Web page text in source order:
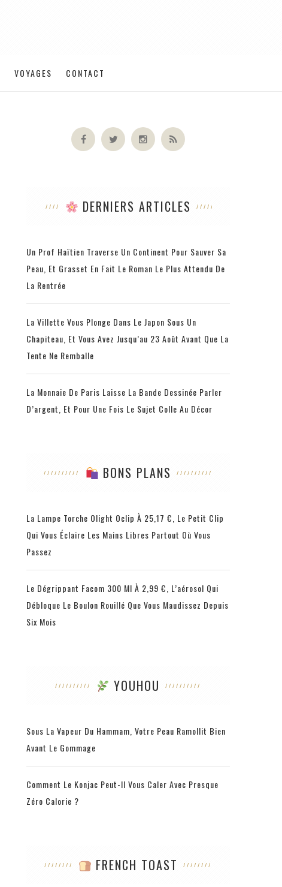
VOYAGES CONTACT
DERNIERS ARTICLES
Un Prof Haïtien Traverse Un Continent Pour Sauver Sa
Peau, Et Grasset En Fait Le Roman Le Plus Attendu De
La Rentrée
La Villette Vous Plonge Dans Le Japon Sous Un
Chapiteau, Et Vous Avez Jusqu’au 23 Août Avant Que La
Tente Ne Remballe
La Monnaie De Paris Laisse La Bande Dessinée Parler
D’argent, Et Pour Une Fois Le Sujet Colle Au Décor
BONS PLANS
La Lampe Torche Olight Oclip À 25,17 €, Le Petit Clip
Qui Vous Éclaire Les Mains Libres Partout Où Vous
Passez
Le Dégrippant Facom 300 Ml À 2,99 €, L’aérosol Qui
Débloque Le Boulon Rouillé Que Vous Maudissez Depuis
Six Mois
YOUHOU
Sous La Vapeur Du Hammam, Votre Peau Ramollit Bien
Avant Le Gommage
Comment Le Konjac Peut-Il Vous Caler Avec Presque
Zéro Calorie ?
FRENCH TOAST